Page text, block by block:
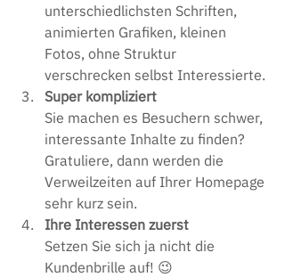
unterschiedlichsten Schriften,
animierten Grafiken, kleinen
Fotos, ohne Struktur
verschrecken selbst Interessierte.
Super kompliziert
Sie machen es Besuchern schwer,
interessante Inhalte zu finden?
Gratuliere, dann werden die
Verweilzeiten auf Ihrer Homepage
sehr kurz sein.
Ihre Interessen zuerst
Setzen Sie sich ja nicht die
Kundenbrille auf! 😉